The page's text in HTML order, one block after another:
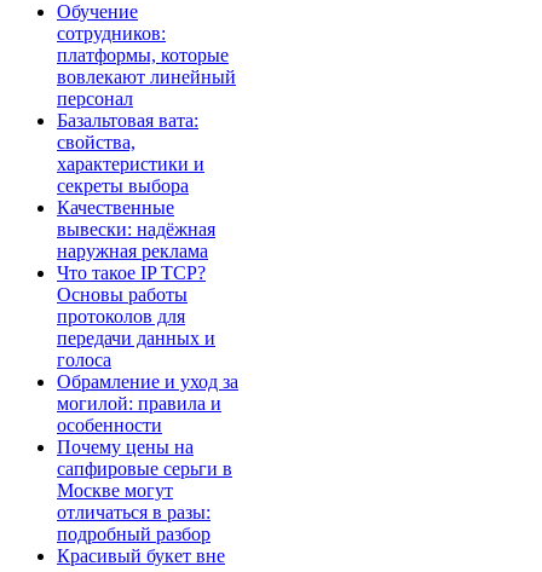
Обучение
сотрудников:
платформы, которые
вовлекают линейный
персонал
Базальтовая вата:
свойства,
характеристики и
секреты выбора
Качественные
вывески: надёжная
наружная реклама
Что такое IP TCP?
Основы работы
протоколов для
передачи данных и
голоса
Обрамление и уход за
могилой: правила и
особенности
Почему цены на
сапфировые серьги в
Москве могут
отличаться в разы:
подробный разбор
Красивый букет вне